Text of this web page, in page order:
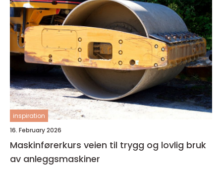
inspiration
16. February 2026
Maskinførerkurs veien til trygg og lovlig bruk
av anleggsmaskiner